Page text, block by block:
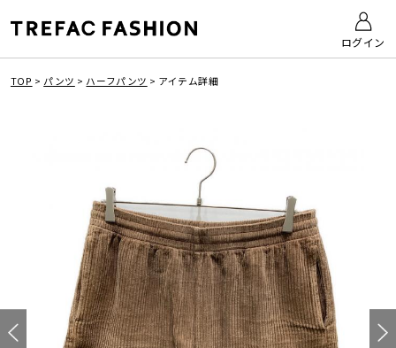
ログイン
TOP > パンツ > ハーフパンツ > アイテム詳細